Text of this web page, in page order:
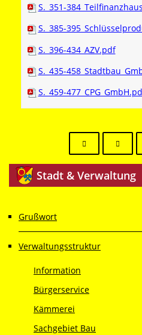
S._351-
S._385-
S._396-434_AZV.pdf
S._435-
S._459-
Stadt & Verwaltung
Grußwort
Verwaltungsstruktur
Information
Bürgerservice
Kämmerei
Sachgebiet Bau